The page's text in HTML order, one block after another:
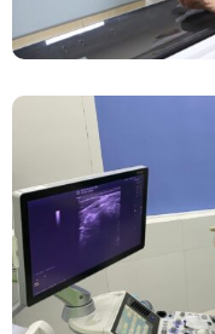
Đốt Sóng Cao
Lành Tuyến